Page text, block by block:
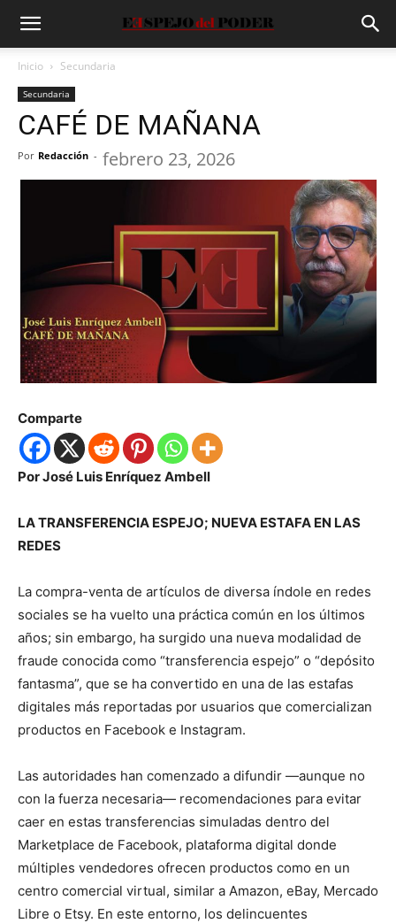
Inicio Secundaria
Secundaria
CAFÉ DE MAÑANA
Por Redacción - febrero 23, 2026
Comparte
Por José Luis Enríquez Ambell
LA TRANSFERENCIA ESPEJO; NUEVA ESTAFA EN LAS
REDES
La compra-venta de artículos de diversa índole en redes
sociales se ha vuelto una práctica común en los últimos
años; sin embargo, ha surgido una nueva modalidad de
fraude conocida como “transferencia espejo” o “depósito
fantasma”, que se ha convertido en una de las estafas
digitales más reportadas por usuarios que comercializan
productos en Facebook e Instagram.
Las autoridades han comenzado a difundir —aunque no
con la fuerza necesaria— recomendaciones para evitar
caer en estas transferencias simuladas dentro del
Marketplace de Facebook, plataforma digital donde
múltiples vendedores ofrecen productos como en un
centro comercial virtual, similar a Amazon, eBay, Mercado
Libre o Etsy. En este entorno, los delincuentes